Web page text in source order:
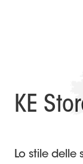
KE
Lo stile delle